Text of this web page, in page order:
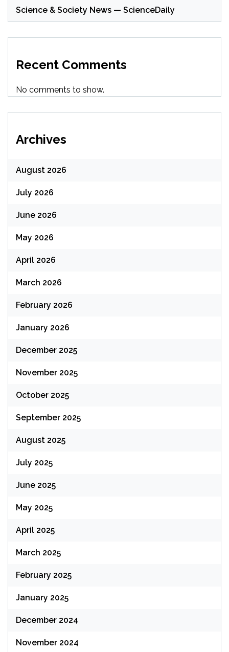
Science & Society News — ScienceDaily
Recent Comments
No comments to show.
Archives
August 2026
July 2026
June 2026
May 2026
April 2026
March 2026
February 2026
January 2026
December 2025
November 2025
October 2025
September 2025
August 2025
July 2025
June 2025
May 2025
April 2025
March 2025
February 2025
January 2025
December 2024
November 2024